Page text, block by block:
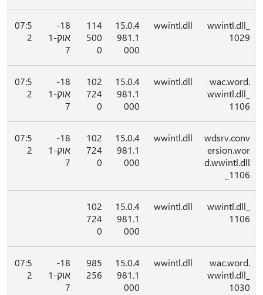
wwintl.dll_
1029
wwintl.dll
15.0.4
981.1
000
114
500
0
18-
אוק-1
7
07:5
2
wac.word.
wwintl.dll_
1106
wwintl.dll
15.0.4
981.1
000
102
724
0
18-
אוק-1
7
07:5
2
wdsrv.conv
ersion.wor
d.wwintl.dll
_1106
wwintl.dll
15.0.4
981.1
000
102
724
0
18-
אוק-1
7
07:5
2
wwintl.dll_
1106
wwintl.dll
15.0.4
981.1
000
102
724
0
wac.word.
wwintl.dll_
1030
wwintl.dll
15.0.4
981.1
000
985
256
18-
אוק-1
7
07:5
2